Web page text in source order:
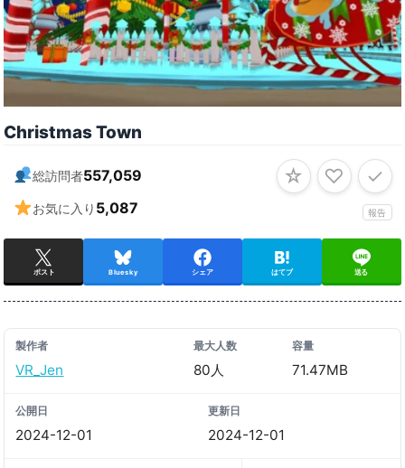
Christmas Town
総訪問者557,059
お気に入り 5,087 報告
☆ ♡ ✓
ポスト Bluesky シェア はてブ 送る
製作者
VR_Jen
最大人数
80人
容量
71.47MB
公開日
2024-12-01
更新日
2024-12-01